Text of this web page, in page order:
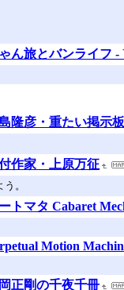
ん旅とバンライフ -
隆彦・重たい掲示板
作家・上原万征
。
トマタ Cabaret
Motion
正剛の千夜千冊